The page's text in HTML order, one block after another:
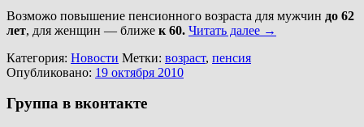
Возможо повышение пенсионного возраста для мужчин до 62
лет, для женщин — ближе к 60. Читать далее →
Категория: Новости Метки: возраст, пенсия
Опубликовано: 19 октября 2010
Группа в вконтакте